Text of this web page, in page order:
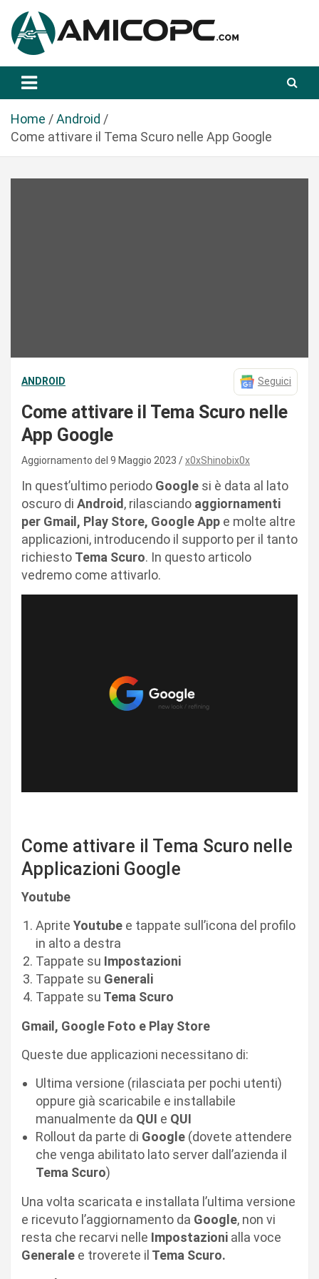
a
Amicopc.com
Home
Android
Come attivare il Tema Scuro nelle App Google
ANDROID Seguici
Come attivare il Tema Scuro nelle
App Google
Aggiornamento del 9 Maggio 2023 x0xShinobix0x
In quest’ultimo periodo Google si è data al lato
oscuro di Android, rilasciando aggiornamenti
per Gmail, Play Store, Google App e molte altre
applicazioni, introducendo il supporto per il tanto
richiesto Tema Scuro. In questo articolo
vedremo come attivarlo.
Come attivare il Tema Scuro nelle
Applicazioni Google
Youtube
Aprite Youtube e tappate sull’icona del profilo
in alto a destra
Tappate su Impostazioni
Tappate su Generali
Tappate su Tema Scuro
Gmail, Google Foto e Play Store
Queste due applicazioni necessitano di:
Ultima versione (rilasciata per pochi utenti)
oppure già scaricabile e installabile
manualmente da QUI e QUI
Rollout da parte di Google (dovete attendere
che venga abilitato lato server dall’azienda il
Tema Scuro)
Una volta scaricata e installata l’ultima versione
e ricevuto l’aggiornamento da Google, non vi
resta che recarvi nelle Impostazioni alla voce
Generale e troverete il Tema Scuro.